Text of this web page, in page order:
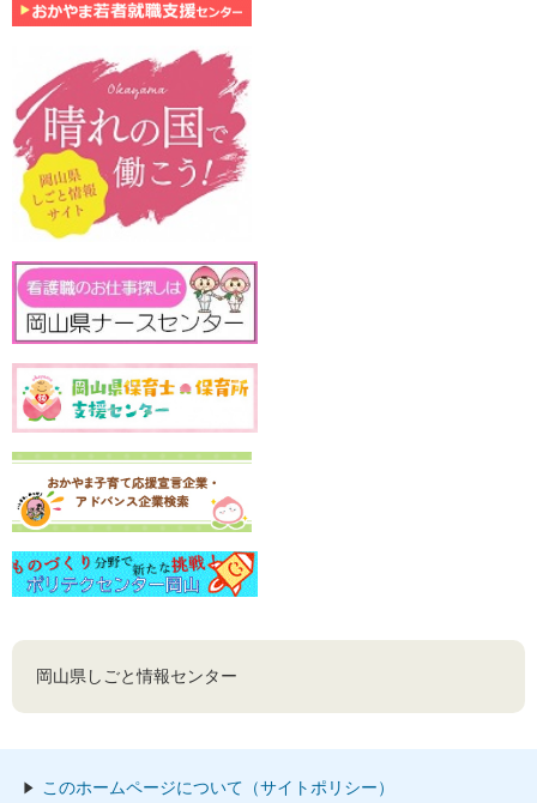
岡山県しごと情報センター
このホームページについて（サイトポリシー）